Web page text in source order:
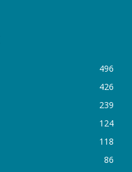
496
426
239
124
118
86